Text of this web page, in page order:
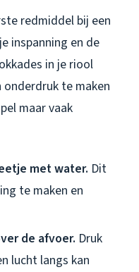
redmiddel bij een
inspanning en de
in je riool
te maken
maar vaak
met water. Dit
te maken en
de afvoer. Druk
lucht langs kan